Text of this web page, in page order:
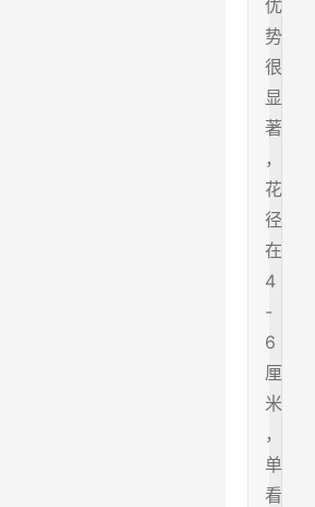
优
势
很
显
著
，
花
径
在
4
-
6
厘
米
，
单
看